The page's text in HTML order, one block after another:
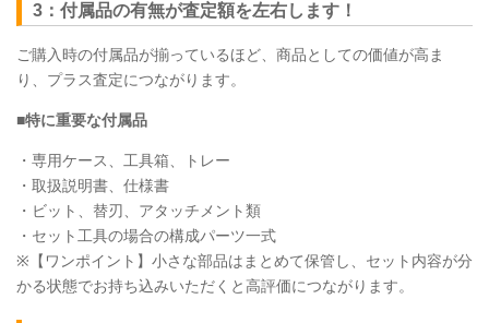
3：付属品の有無が査定額を左右します！
ご購入時の付属品が揃っているほど、商品としての価値が高ま
り、プラス査定につながります。
■特に重要な付属品
・専用ケース、工具箱、トレー
・取扱説明書、仕様書
・ビット、替刃、アタッチメント類
・セット工具の場合の構成パーツ一式
※【ワンポイント】小さな部品はまとめて保管し、セット内容が分
かる状態でお持ち込みいただくと高評価につながります。